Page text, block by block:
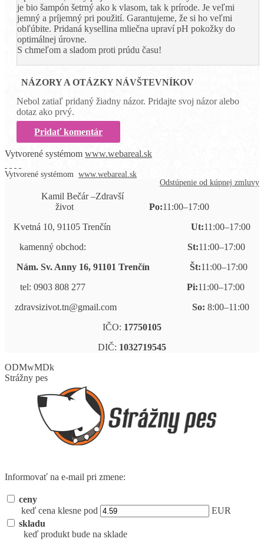
je bio šampón šetrný ako k vlasom, tak k prírode. Je veľmi
jemný a príjemný pri použití. Garantujeme, že si ho veľmi
obľúbite. Pridaná kysellina mliečna upraví pH pokožky do
optimálnej úrovne.
S chmeľom a sladom proti prúdu času!
NÁZORY A OTÁZKY NÁVŠTEVNÍKOV
Nebol zatiaľ pridaný žiadny názor. Pridajte svoj názor alebo
dotaz ako prvý.
Pridať komentár
Vytvorené systémom www.webareal.sk
Vytvorené systémom www.webareal.sk
Odstúpenie od kúpnej zmluvy
Kamil Bečár –Zdravší
život Po:11:00–17:00
Kvetná 10, 91105 Trenčín Ut:11:00–17:00
kamenný obchod: St:11:00–17:00
Nám. Sv. Anny 16, 91101 Trenčín Št:11:00–17:00
tel: 0903 808 277 Pi:11:00–17:00
zdravsizivot.tn@gmail.com So: 8:00–11:00
IČO: 17750105
DIČ: 1032719545
ODMwMDk
Strážny pes
Informovať na e-mail pri zmene:
ceny
keď cena klesne pod
EUR
skladu
keď produkt bude na sklade